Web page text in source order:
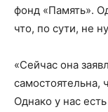
фонд «Память».
что, по сути, не
«Сейчас она
самостоятельна,
Однако у нас